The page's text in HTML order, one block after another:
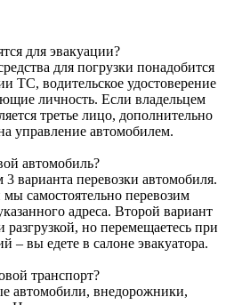
для эвакуации?
для погрузки понадобится
ТС, водительское удостоверение
личность. Если владельцем
третье лицо, дополнительно
управление автомобилем.
автомобиль?
варианта перевозки автомобиля.
самостоятельно перевозим
адреса. Второй вариант
разгрузкой, но перемещаетесь при
– вы едете в салоне эвакуатора.
транспорт?
автомобили, внедорожники,